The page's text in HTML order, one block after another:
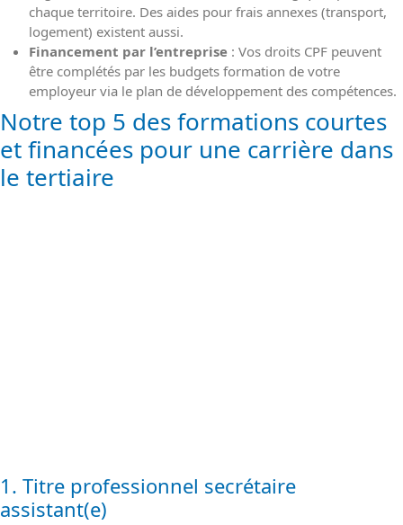
chaque territoire. Des aides pour frais annexes (transport,
logement) existent aussi.
Financement par l’entreprise : Vos droits CPF peuvent
être complétés par les budgets formation de votre
employeur via le plan de développement des compétences.
Notre top 5 des formations courtes
et financées pour une carrière dans
le tertiaire
1. Titre professionnel secrétaire
assistant(e)